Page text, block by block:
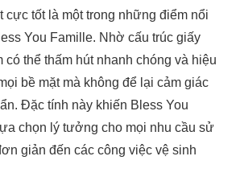
cực tốt là một trong những điểm nổi
You Famille. Nhờ cấu trúc giấy
có thể thấm hút nhanh chóng và hiệu
bề mặt mà không để lại cảm giác
Đặc tính này khiến Bless You
chọn lý tưởng cho mọi nhu cầu sử
giản đến các công việc vệ sinh